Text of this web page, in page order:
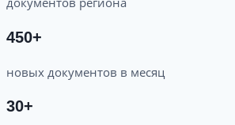
450+
новых документов в месяц
30+